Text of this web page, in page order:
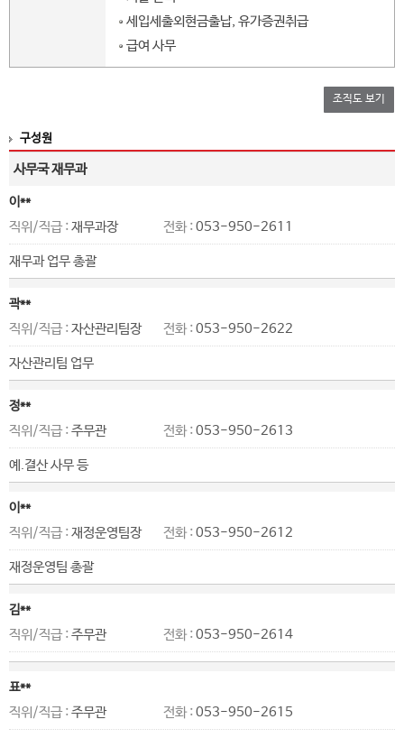
세입세출외현금출납, 유가증권취급
급여 사무
조직도 보기
구성원
사무국 재무과
이**
직위/직급 :재무과장 전화 :053-950-2611
재무과 업무 총괄
곽**
직위/직급 :자산관리팀장 전화 :053-950-2622
자산관리팀 업무
정**
직위/직급 :주무관 전화 :053-950-2613
예.결산 사무 등
이**
직위/직급 :재정운영팀장 전화 :053-950-2612
재정운영팀 총괄
김**
직위/직급 :주무관 전화 :053-950-2614
표**
직위/직급 :주무관 전화 :053-950-2615